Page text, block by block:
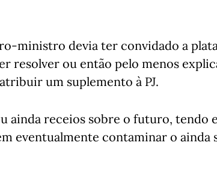
ministro devia ter convidado a
resolver ou então pelo menos
um suplemento à PJ.
ainda receios sobre o futuro, tendo
eventualmente contaminar o ainda